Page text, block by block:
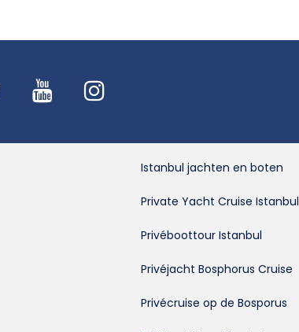
Istanbul jachten en boten
Private Yacht Cruise Istanbul
Privéboottour Istanbul
Privéjacht Bosphorus Cruise
Privécruise op de Bosporus